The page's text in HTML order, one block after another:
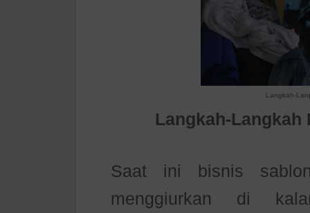
Langkah-
Langkah-Langkah
Saat ini bisnis
menggiurkan di